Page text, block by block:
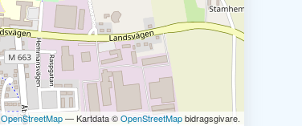
OpenStreetMap— Kartdata ©OpenStreetMapbidragsgivare.